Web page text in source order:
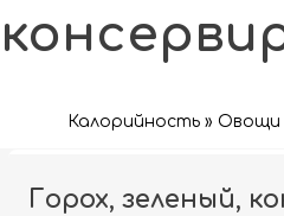
Калорийность »
Горох, зеленый,